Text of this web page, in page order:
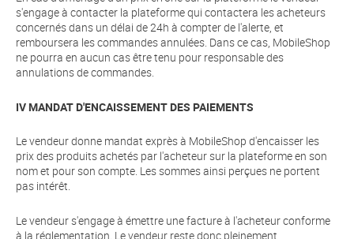
s'engage à contacter la plateforme qui contactera les acheteurs
concernés dans un délai de 24h à compter de l'alerte, et
remboursera les commandes annulées. Dans ce cas, MobileShop
ne pourra en aucun cas être tenu pour responsable des
annulations de commandes.
IV MANDAT D'ENCAISSEMENT DES PAIEMENTS
Le vendeur donne mandat exprès à MobileShop d'encaisser les
prix des produits achetés par l'acheteur sur la plateforme en son
nom et pour son compte. Les sommes ainsi perçues ne portent
pas intérêt.
Le vendeur s'engage à émettre une facture à l'acheteur conforme
à la réglementation. Le vendeur reste donc pleinement